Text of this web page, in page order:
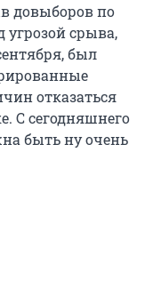
довыборов по
угрозой срыва,
был
отказаться
С сегодняшнего
быть ну очень